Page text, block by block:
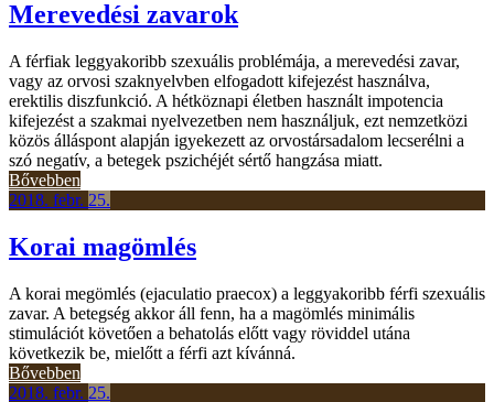
Merevedési zavarok
A férfiak leggyakoribb szexuális problémája, a merevedési zavar,
vagy az orvosi szaknyelvben elfogadott kifejezést használva,
erektilis diszfunkció. A hétköznapi életben használt impotencia
kifejezést a szakmai nyelvezetben nem használjuk, ezt nemzetközi
közös álláspont alapján igyekezett az orvostársadalom lecserélni a
szó negatív, a betegek pszichéjét sértő hangzása miatt.
Bővebben
2018. febr. 25.
Korai magömlés
A korai megömlés (ejaculatio praecox) a leggyakoribb férfi szexuális
zavar. A betegség akkor áll fenn, ha a magömlés minimális
stimulációt követően a behatolás előtt vagy röviddel utána
következik be, mielőtt a férfi azt kívánná.
Bővebben
2018. febr. 25.